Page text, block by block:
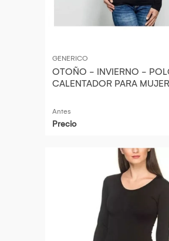
GENERICO
OTOÑO - INVIERNO -
CALENTADOR PARA
TALLA L
Antes
Precio